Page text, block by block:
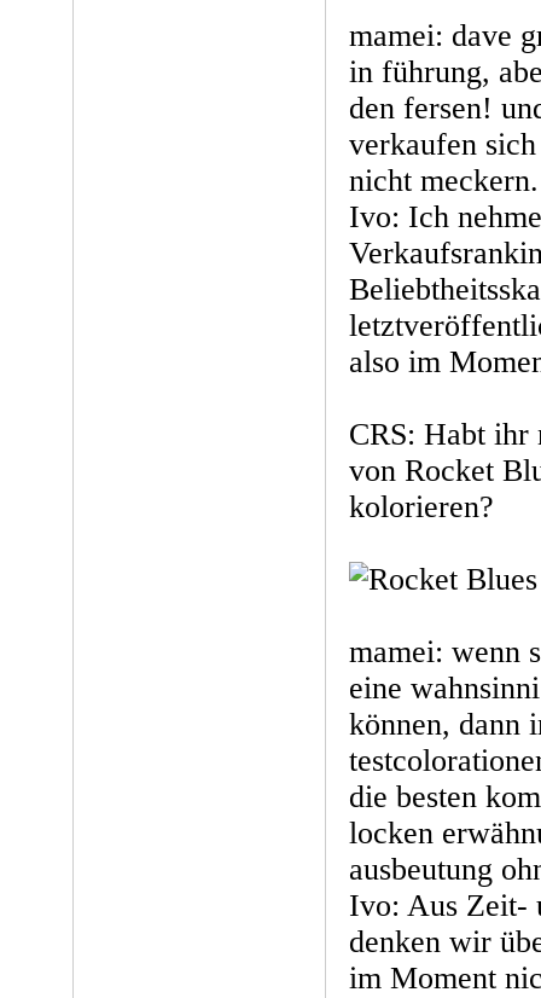
mamei: dave
in führung,
den fersen!
verkaufen
nicht meckern.
Ivo: Ich
also im
CRS: Habt
von Rocket
kolorieren?
mamei: wenn
eine
können, dann
die besten
locken
ausbeutung
Ivo: Aus Zeit-
denken wir
im Moment